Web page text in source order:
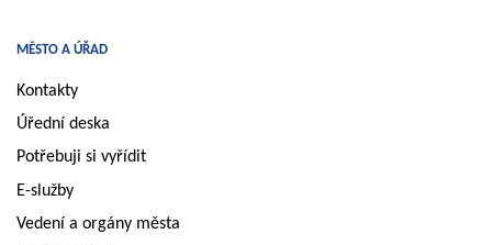
MĚSTO A ÚŘAD
Kontakty
Úřední deska
Potřebuji si vyřídit
E-služby
Vedení a orgány města